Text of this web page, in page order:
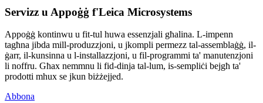
Servizz u Appoġġ f'Leica Microsystems
Appoġġ kontinwu u fit-tul huwa essenzjali għalina. L-impenn
tagħna jibda mill-produzzjoni, u jkompli permezz tal-assemblaġġ, il-
ġarr, il-kunsinna u l-installazzjoni, u fil-programmi ta' manutenzjoni
li noffru. Għax nemmnu li fid-dinja tal-lum, is-sempliċi bejgħ ta'
prodotti mhux se jkun biżżejjed.
Abbona